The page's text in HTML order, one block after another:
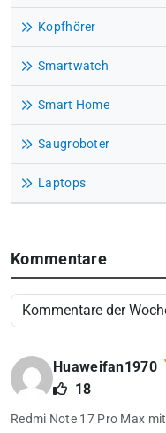
Kopfhörer
Smartwatch
Smart Home
Saugroboter
Laptops
Kommentare
Huaweifan1970
18
Redmi Note 17 Pro Max